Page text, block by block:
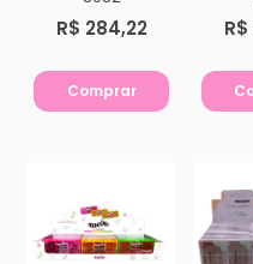
R$ 284,22
Comprar